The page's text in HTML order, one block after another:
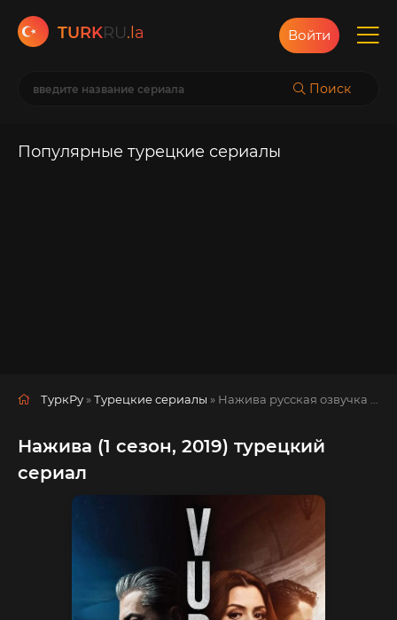
TURKRU.la
Поиск
Войти
Популярные турецкие сериалы
ТуркРу »Турецкие сериалы » Нажива русская озвучка смотреть полностью онлайн!
Нажива (1 сезон, 2019) турецкий
сериал